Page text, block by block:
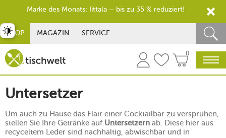
SHOP MAGAZIN SERVICE
0
Untersetzer
Um auch zu Hause das Flair einer Cocktailbar zu versprühen,
stellen Sie Ihre Getränke auf Untersetzern ab. Diese hier aus
recyceltem Leder sind nachhaltig, abwischbar und in
umschalten
Marke des Monats: Iittala – bis zu 35 % reduziert!